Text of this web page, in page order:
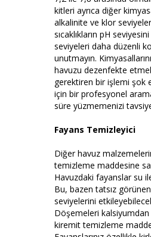
kitleri ayrıca diğer
alkalinite ve klor
sıcaklıkların pH
seviyeleri daha düzenli
unutmayın.
havuzu dezenfekte
gerektiren bir işlemi şok
için bir profesyonel
süre yüzmemenizi
Fayans Temizleyici
Diğer havuz
temizleme maddesine
Havuzdaki fayanslar su
Bu, bazen tatsız
seviyelerini
Döşemeleri
kiremit temizleme